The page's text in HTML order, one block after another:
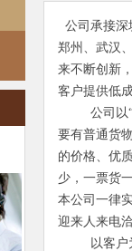
公司承接深
郑州、武汉
来不断创新
客户提供低
公司以“诚
要有普通货
的价格、优
少，一票货
本公司一律
迎来人来电
以客户为